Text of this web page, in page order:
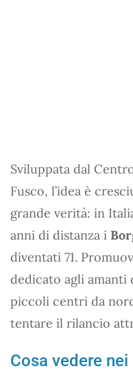
Sviluppata dal
Fusco, l’idea è
grande verità: in
anni di distanza i
diventati 71.
dedicato agli
piccoli centri da
tentare il rilancio
Cosa vedere